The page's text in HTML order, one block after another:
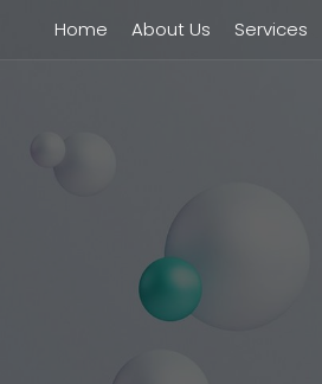
Home About Us Services